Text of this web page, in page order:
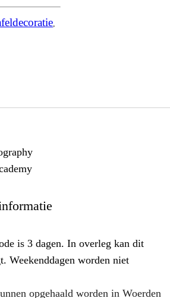
is 3 dagen. In overleg kan dit
Weekenddagen worden niet
opgehaald worden in Woerden